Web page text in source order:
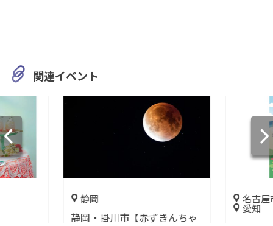
関連イベント
静岡
静岡・掛川市【赤ずきんちゃ
名古屋
愛知